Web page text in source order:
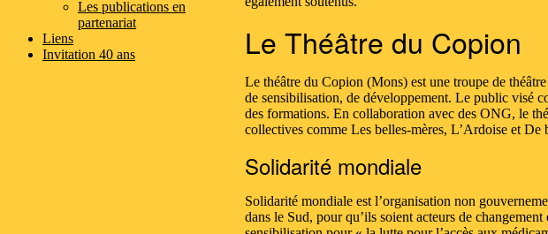
Le Théâtre du Copion
Le théâtre du Copion (Mons) est une troupe de
de sensibilisation, de développement. Le public visé
des formations. En collaboration avec des ONG, le
collectives comme Les belles-mères, L’Ardoise et De
Solidarité mondiale
Solidarité mondiale est l’organisation non
dans le Sud, pour qu’ils soient acteurs de
Les publications en
partenariat
Liens
Invitation 40 ans